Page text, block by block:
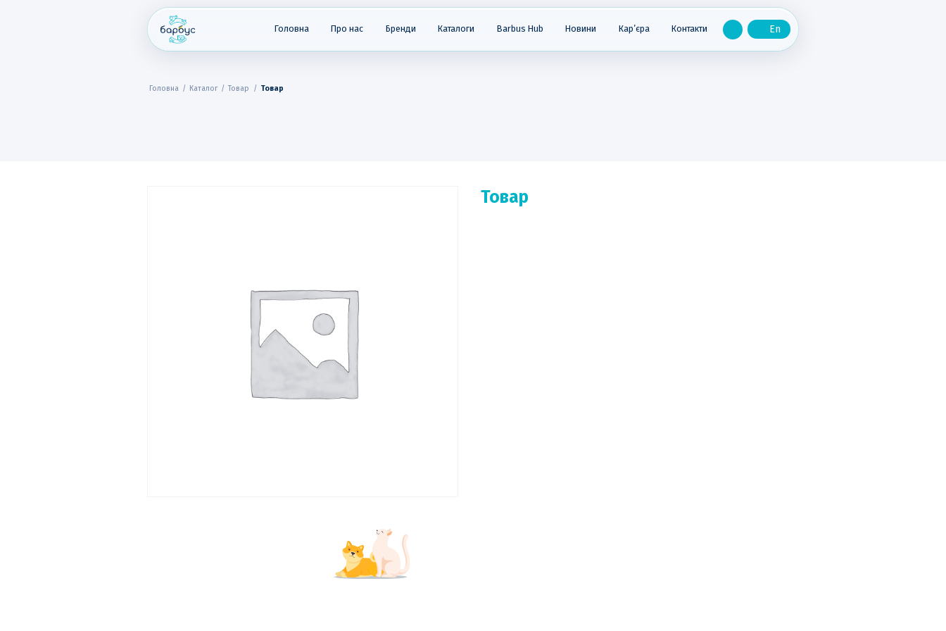
Головна Про нас Бренди Каталоги Barbus Hub Новини Кар’єра Контакти
Головна / Каталог / Товар / Товар
Товар